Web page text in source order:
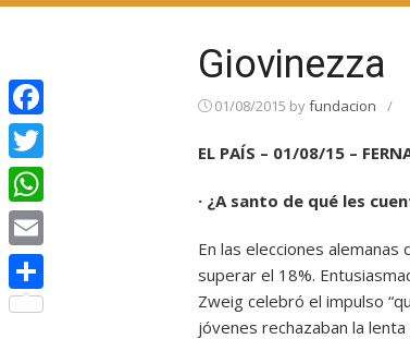
Giovinezza
01/08/2015 byfundacion /
EL PAÍS – 01/08/15 –
· ¿A santo de qué les
En las elecciones
superar el 18%.
Zweig celebró el impulso
jóvenes rechazaban la
Facebook
Twitter
WhatsApp
Email
Compartir